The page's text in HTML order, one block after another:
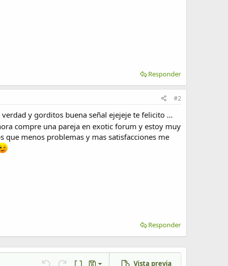
Responder
#2
y gorditos buena señal ejejeje te felicito ...
compre una pareja en exotic forum y estoy muy
que menos problemas y mas satisfacciones me
Responder
Vista previa